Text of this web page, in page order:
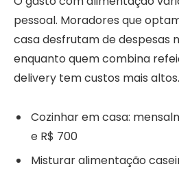
pessoal. Moradores que
casa desfrutam de despesas
enquanto quem combina
delivery tem custos mais altos.
Cozinhar em casa:
e R$ 700
Misturar alimentação